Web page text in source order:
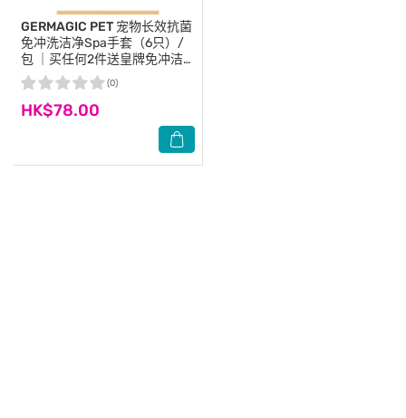
GERMAGIC PET 宠物长效抗菌
免冲洗洁净Spa手套（6只）/
包 ｜买任何2件送皇牌免冲洁
净手套乙片｜ 商家直送-5個工
作天內送到府上
HK$78.00
(0)